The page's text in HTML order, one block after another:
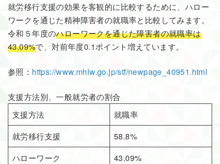
就労移行支援の効果を客観的に比較するために、ハロー
ワークを通じた精神障害者の就職率と比較してみます。
令和５年度のハローワークを通じた障害者の就職率は
43.09%で、対前年度0.1ポイント増えています。
参照： https://www.mhlw.go.jp/stf/newpage_40951.html
支援方法別、一般就労者の割合
支援方法
就職率
就労移行支援
58.8%
ハローワーク
43.09%